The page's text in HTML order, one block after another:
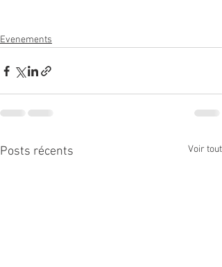
Evenements
Posts récents Voir tout